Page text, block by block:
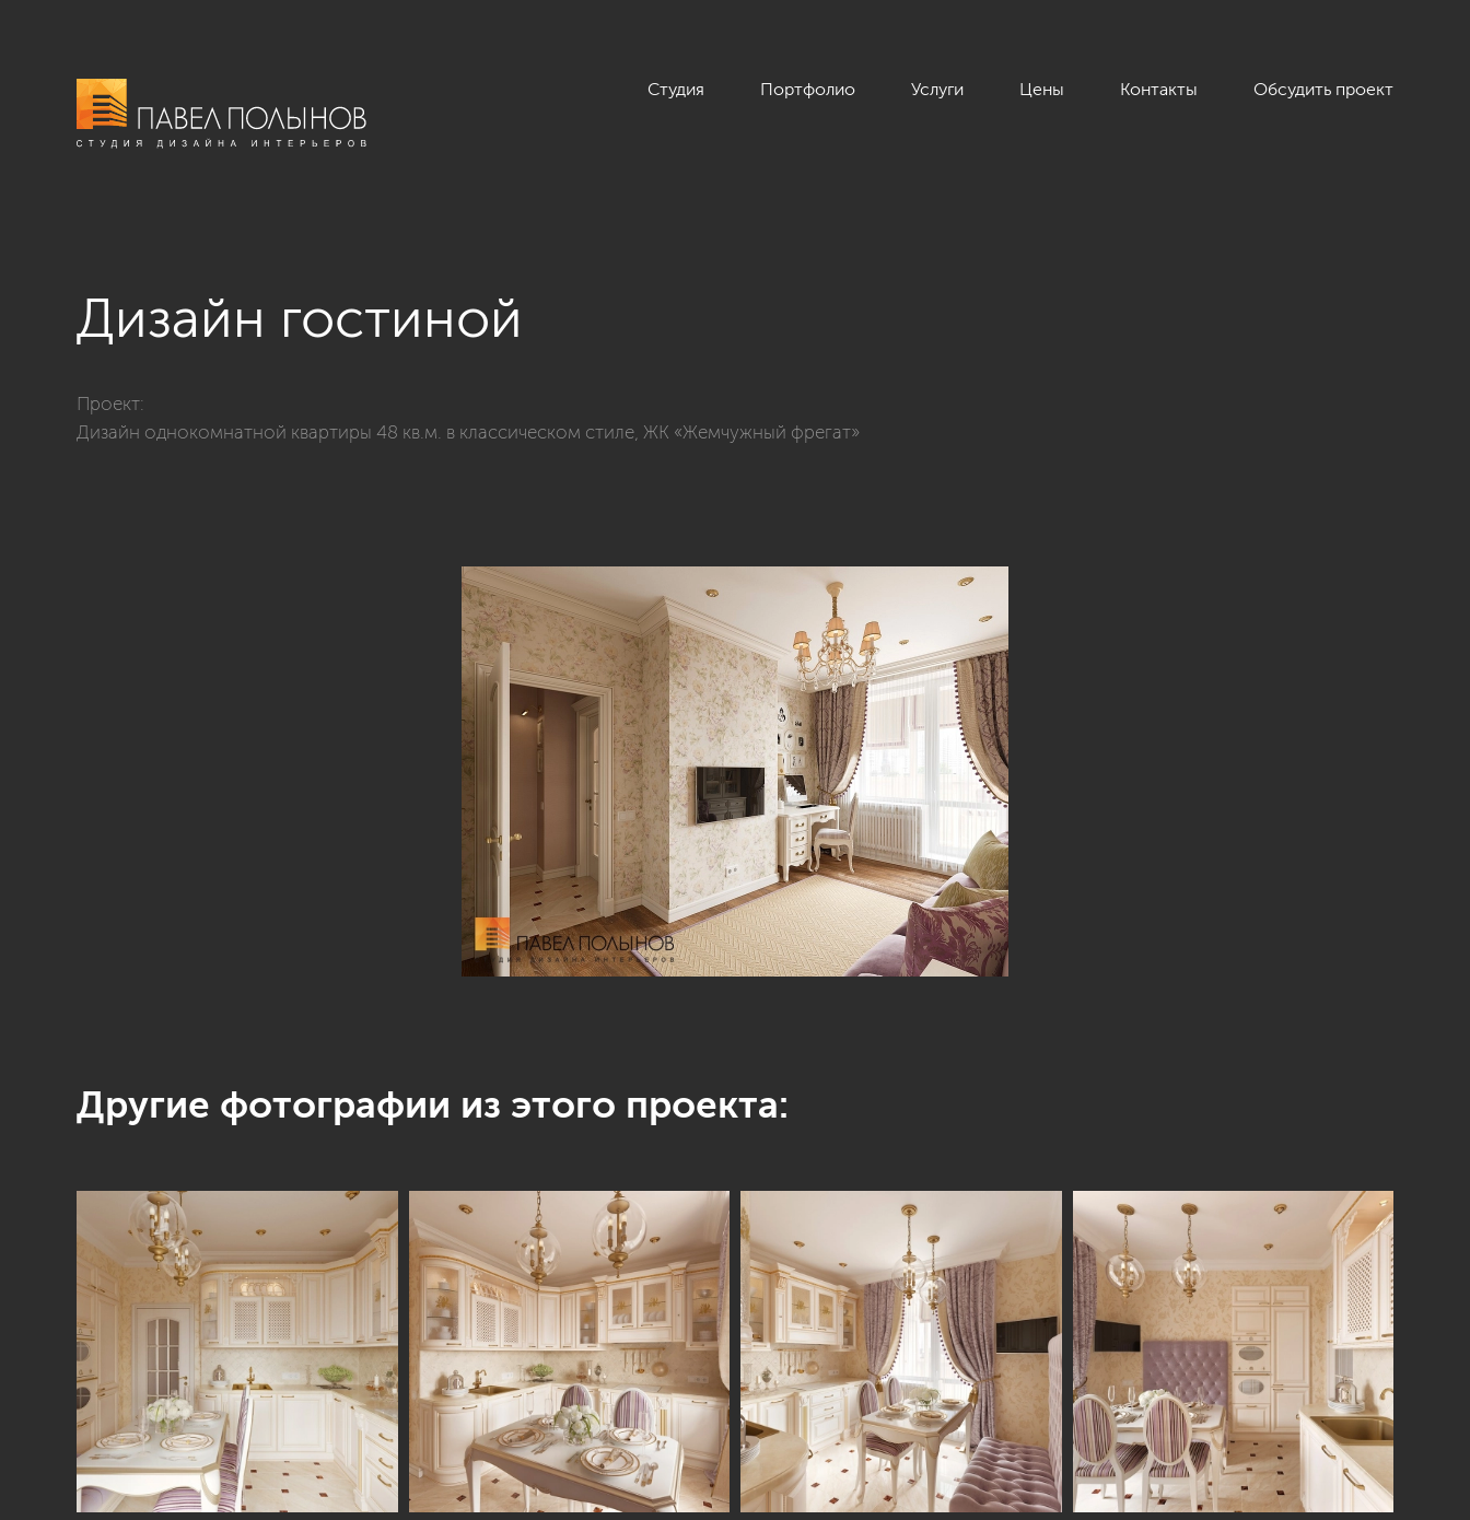
Студия Портфолио Услуги Цены Контакты Обсудить проект
Дизайн гостиной
Проект:
Дизайн однокомнатной квартиры 48 кв.м. в классическом стиле, ЖК «Жемчужный фрегат»
Другие фотографии из этого проекта: